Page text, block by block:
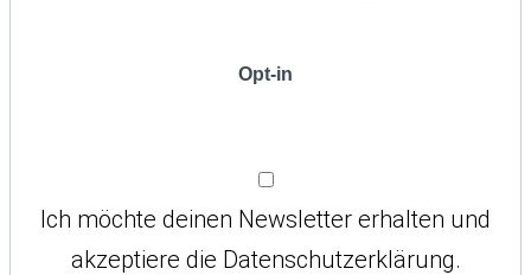
Opt-in
Ich möchte deinen Newsletter erhalten und
akzeptiere die Datenschutzerklärung.